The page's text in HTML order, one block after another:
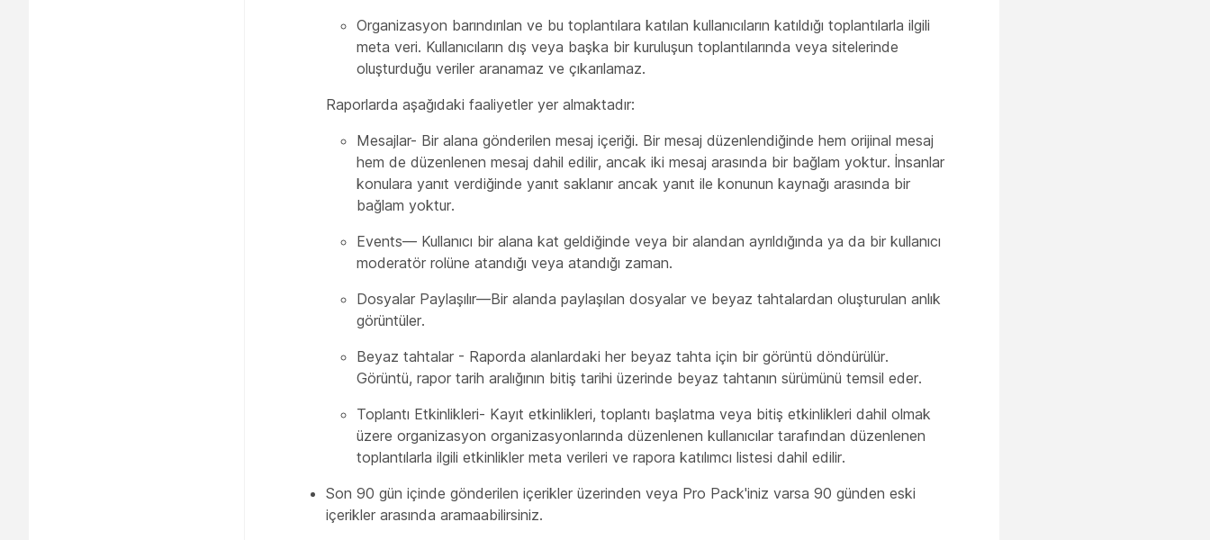
Organizasyon barındırılan ve bu toplantılara katılan kullanıcıların katıldığı toplantılarla ilgili
meta veri. Kullanıcıların dış veya başka bir kuruluşun toplantılarında veya sitelerinde
oluşturduğu veriler aranamaz ve çıkarılamaz.
Raporlarda aşağıdaki faaliyetler yer almaktadır:
Mesajlar- Bir alana gönderilen mesaj içeriği. Bir mesaj düzenlendiğinde hem orijinal mesaj
hem de düzenlenen mesaj dahil edilir, ancak iki mesaj arasında bir bağlam yoktur. İnsanlar
konulara yanıt verdiğinde yanıt saklanır ancak yanıt ile konunun kaynağı arasında bir
bağlam yoktur.
Events— Kullanıcı bir alana kat geldiğinde veya bir alandan ayrıldığında ya da bir kullanıcı
moderatör rolüne atandığı veya atandığı zaman.
Dosyalar Paylaşılır—Bir alanda paylaşılan dosyalar ve beyaz tahtalardan oluşturulan anlık
görüntüler.
Beyaz tahtalar - Raporda alanlardaki her beyaz tahta için bir görüntü döndürülür.
Görüntü, rapor tarih aralığının bitiş tarihi üzerinde beyaz tahtanın sürümünü temsil eder.
Toplantı Etkinlikleri- Kayıt etkinlikleri, toplantı başlatma veya bitiş etkinlikleri dahil olmak
üzere organizasyon organizasyonlarında düzenlenen kullanıcılar tarafından düzenlenen
toplantılarla ilgili etkinlikler meta verileri ve rapora katılımcı listesi dahil edilir.
Son 90 gün içinde gönderilen içerikler üzerinden veya Pro Pack'iniz varsa 90 günden eski
içerikler arasında aramaabilirsiniz.